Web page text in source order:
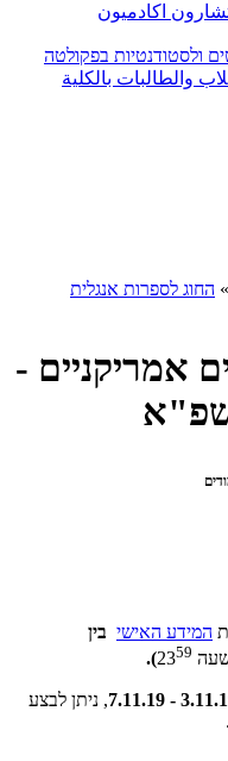
اكادميون
ולסטודנטיות בפקולטה
والطالبات بالكلية
» החוג לספרות אנגלית
אמריקניים -
המידע האישי בין
23
59
).
, ניתן לבצע